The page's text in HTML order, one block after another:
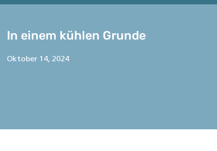
In einem kühlen Grunde
Oktober 14, 2024